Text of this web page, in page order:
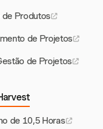
Produtos
de Projetos
de Projetos
de 10,5 Horas